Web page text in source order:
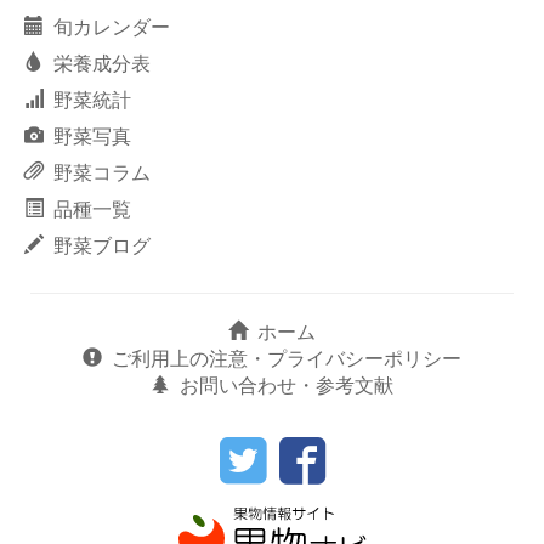
旬カレンダー
栄養成分表
野菜統計
野菜写真
野菜コラム
品種一覧
野菜ブログ
ホーム
ご利用上の注意・プライバシーポリシー
お問い合わせ・参考文献